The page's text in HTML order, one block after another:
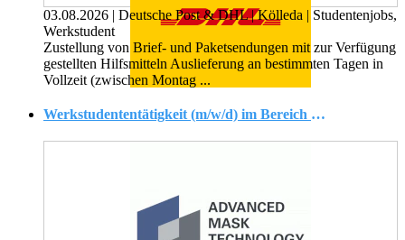
03.08.2026 | Deutsche Post & DHL| Kölleda | Studentenjobs,
Werkstudent
Zustellung von Brief- und Paketsendungen mit zur Verfügung
gestellten Hilfsmitteln Auslieferung an bestimmten Tagen in
Vollzeit (zwischen Montag ...
Werkstudententätigkeit (m/w/d) im Bereich Einkauf